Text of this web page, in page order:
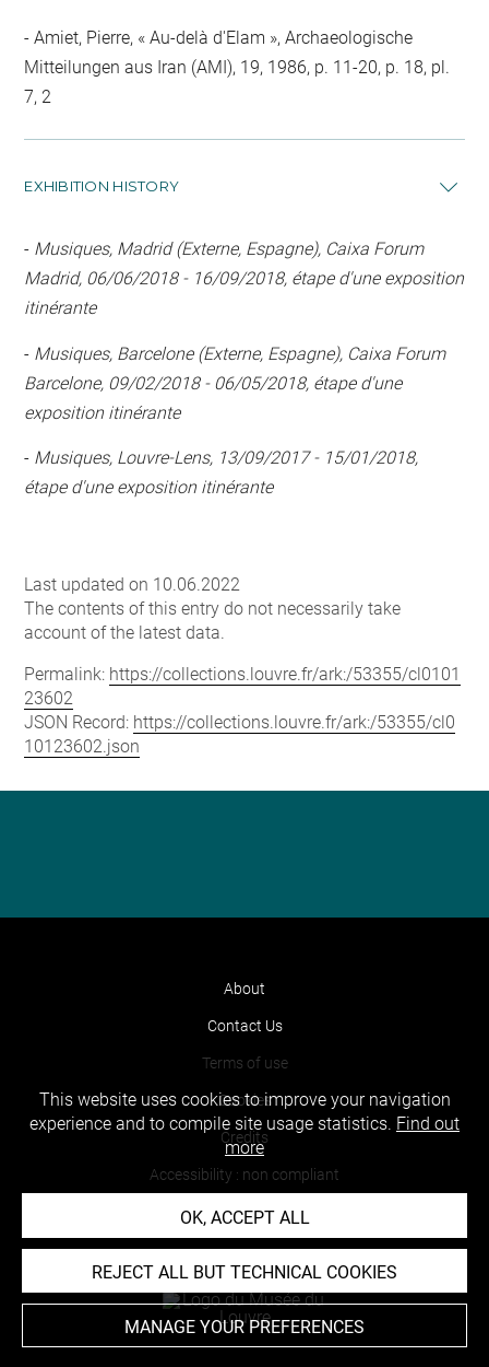
Amiet, Pierre, « Au-delà d'Elam », Archaeologische
Mitteilungen aus Iran (AMI), 19, 1986, p. 11-20, p. 18, pl.
7, 2
EXHIBITION HISTORY
- Musiques, Madrid (Externe, Espagne), Caixa Forum
Madrid, 06/06/2018 - 16/09/2018, étape d'une exposition
itinérante
- Musiques, Barcelone (Externe, Espagne), Caixa Forum
Barcelone, 09/02/2018 - 06/05/2018, étape d'une
exposition itinérante
- Musiques, Louvre-Lens, 13/09/2017 - 15/01/2018,
étape d'une exposition itinérante
Last updated on 10.06.2022
The contents of this entry do not necessarily take
account of the latest data.
Permalink: https://collections.louvre.fr/ark:/53355/cl0101
23602
JSON Record: https://collections.louvre.fr/ark:/53355/cl0
10123602.json
About
Contact Us
Terms of use
Cookies
Credits
Accessibility : non compliant
This website uses cookies to improve your navigation
experience and to compile site usage statistics. Find out
more
OK, ACCEPT ALL
REJECT ALL BUT TECHNICAL COOKIES
MANAGE YOUR PREFERENCES